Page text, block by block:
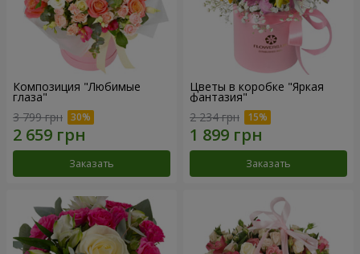
Композиция "Любимые
глаза"
3 799 грн
Заказать
Цветы в коробке "Яркая
фантазия"
2 234 грн
Заказать